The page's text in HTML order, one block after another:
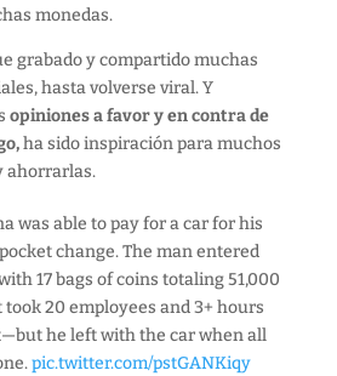
monedas.
grabado y compartido muchas
hasta volverse viral. Y
opiniones a favor y en contra de
ha sido inspiración para muchos
ahorrarlas.
was able to pay for a car for his
change. The man entered
17 bags of coins totaling 51,000
took 20 employees and 3+ hours
he left with the car when all
pic.twitter.com/pstGANKiqy